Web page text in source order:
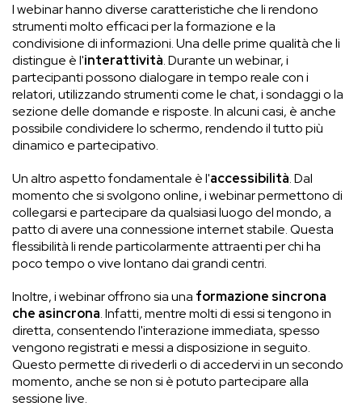
I webinar hanno diverse caratteristiche che li rendono
strumenti molto efficaci per la formazione e la
condivisione di informazioni. Una delle prime qualità che li
distingue è l'interattività. Durante un webinar, i
partecipanti possono dialogare in tempo reale con i
relatori, utilizzando strumenti come le chat, i sondaggi o la
sezione delle domande e risposte. In alcuni casi, è anche
possibile condividere lo schermo, rendendo il tutto più
dinamico e partecipativo.
Un altro aspetto fondamentale è l'accessibilità. Dal
momento che si svolgono online, i webinar permettono di
collegarsi e partecipare da qualsiasi luogo del mondo, a
patto di avere una connessione internet stabile. Questa
flessibilità li rende particolarmente attraenti per chi ha
poco tempo o vive lontano dai grandi centri.
Inoltre, i webinar offrono sia una formazione sincrona
che asincrona. Infatti, mentre molti di essi si tengono in
diretta, consentendo l'interazione immediata, spesso
vengono registrati e messi a disposizione in seguito.
Questo permette di rivederli o di accedervi in un secondo
momento, anche se non si è potuto partecipare alla
sessione live.